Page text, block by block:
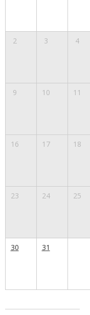
2 3 4
9 10 11
16 17 18
23 24 25
30 31